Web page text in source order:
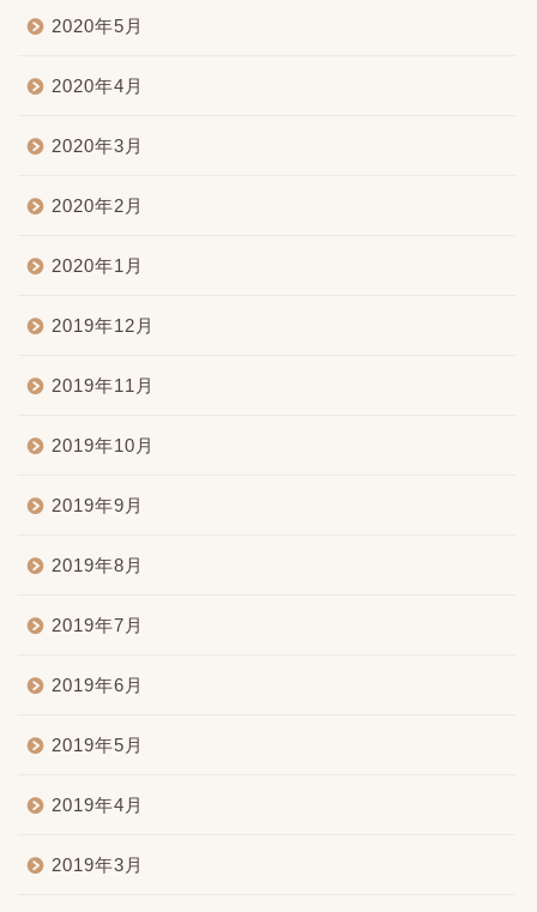
2020年5月
2020年4月
2020年3月
2020年2月
2020年1月
2019年12月
2019年11月
2019年10月
2019年9月
2019年8月
2019年7月
2019年6月
2019年5月
2019年4月
2019年3月